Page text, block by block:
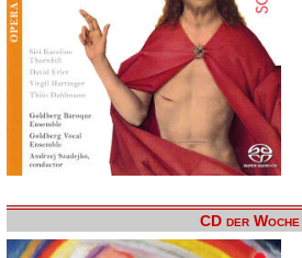
CD der Woche